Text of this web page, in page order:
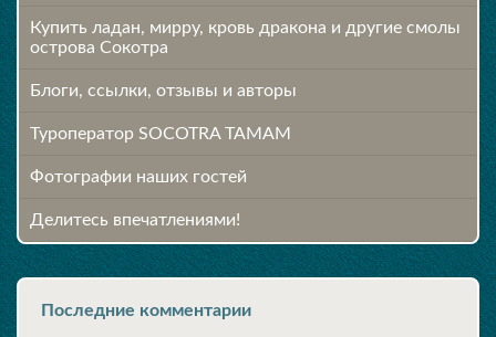
Купить ладан, мирру, кровь дракона и другие смолы
острова Сокотра
Блоги, ссылки, отзывы и авторы
Туроператор SOCOTRA TAMAM
Фотографии наших гостей
Делитесь впечатлениями!
Последние комментарии